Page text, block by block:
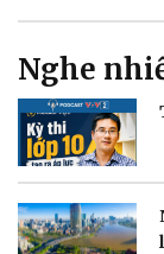
Thông tin doanh
Doanh nghiệp 24h
Doanh nhân
Vì cộng đồng
Nghe